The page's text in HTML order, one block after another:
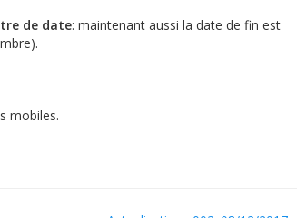
de date: maintenant aussi la date de fin est
mobiles.